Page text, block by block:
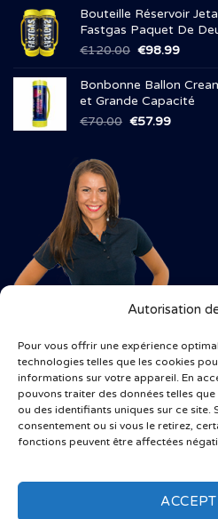
Autorisation
Pour vous offrir une expérience
technologies telles que les cookies
informations sur votre appareil. En
pouvons traiter des données telles
ou des identifiants uniques sur ce site.
consentement ou si vous le retirez,
fonctions peuvent être affectées
initial
était :
€35.00.
actuel
est :
Bouteille Réservoir
Fastgas Paquet De
€120.00 Le
initial
était :
€120.00.
€98.99Le
actuel
est :
Bonbonne Ballon
et Grande Capacité
€70.00 Le
€57.99Le